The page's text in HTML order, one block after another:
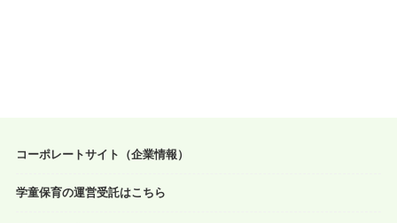
コーポレートサイト（企業情報）
学童保育の運営受託はこちら